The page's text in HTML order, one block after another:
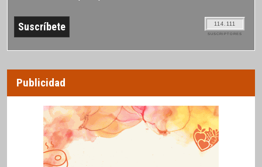
114.111
SUSCRIPTORES
Publicidad